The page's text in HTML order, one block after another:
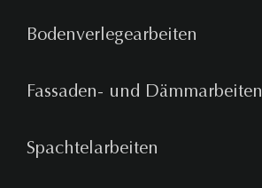
Bodenverlegearbeiten
Fassaden- und Dämmarbeiten
Spachtelarbeiten